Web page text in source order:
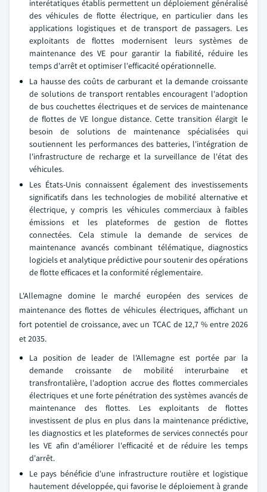
interétatiques établis permettent un déploiement généralisé
des véhicules de flotte électrique, en particulier dans les
applications logistiques et de transport de passagers. Les
exploitants de flottes modernisent leurs systèmes de
maintenance des VE pour garantir la fiabilité, réduire les
temps d'arrêt et optimiser l'efficacité opérationnelle.
La hausse des coûts de carburant et la demande croissante
de solutions de transport rentables encouragent l'adoption
de bus couchettes électriques et de services de maintenance
de flottes de VE longue distance. Cette transition élargit le
besoin de solutions de maintenance spécialisées qui
soutiennent les performances des batteries, l'intégration de
l'infrastructure de recharge et la surveillance de l'état des
véhicules.
Les États-Unis connaissent également des investissements
significatifs dans les technologies de mobilité alternative et
électrique, y compris les véhicules commerciaux à faibles
émissions et les plateformes de gestion de flottes
connectées. Cela stimule la demande de services de
maintenance avancés combinant télématique, diagnostics
logiciels et analytique prédictive pour soutenir des opérations
de flotte efficaces et la conformité réglementaire.
L'Allemagne domine le marché européen des services de
maintenance des flottes de véhicules électriques, affichant un
fort potentiel de croissance, avec un TCAC de 12,7 % entre 2026
et 2035.
La position de leader de l'Allemagne est portée par la
demande croissante de mobilité interurbaine et
transfrontalière, l'adoption accrue des flottes commerciales
électriques et une forte pénétration des systèmes avancés de
maintenance des flottes. Les exploitants de flottes
investissent de plus en plus dans la maintenance prédictive,
les diagnostics et les plateformes de services connectés pour
les VE afin d'améliorer l'efficacité et de réduire les temps
d'arrêt.
Le pays bénéficie d'une infrastructure routière et logistique
hautement développée, qui favorise le déploiement à grande